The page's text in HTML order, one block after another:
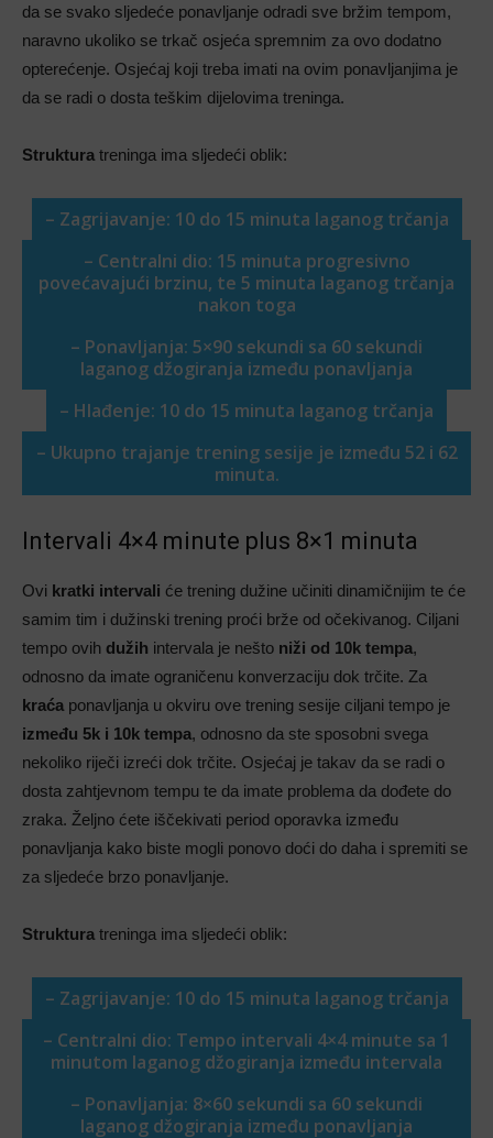
da se svako sljedeće ponavljanje odradi sve bržim tempom,
naravno ukoliko se trkač osjeća spremnim za ovo dodatno
opterećenje. Osjećaj koji treba imati na ovim ponavljanjima je
da se radi o dosta teškim dijelovima treninga.
Struktura treninga ima sljedeći oblik:
– Zagrijavanje: 10 do 15 minuta laganog trčanja
– Centralni dio: 15 minuta progresivno
povećavajući brzinu, te 5 minuta laganog trčanja
nakon toga
– Ponavljanja: 5×90 sekundi sa 60 sekundi
laganog džogiranja između ponavljanja
– Hlađenje: 10 do 15 minuta laganog trčanja
– Ukupno trajanje trening sesije je između 52 i 62
minuta.
Intervali 4×4 minute plus 8×1 minuta
Ovi kratki intervali će trening dužine učiniti dinamičnijim te će
samim tim i dužinski trening proći brže od očekivanog. Ciljani
tempo ovih dužih intervala je nešto niži od 10k tempa,
odnosno da imate ograničenu konverzaciju dok trčite. Za
kraća ponavljanja u okviru ove trening sesije ciljani tempo je
između 5k i 10k tempa, odnosno da ste sposobni svega
nekoliko riječi izreći dok trčite. Osjećaj je takav da se radi o
dosta zahtjevnom tempu te da imate problema da dođete do
zraka. Željno ćete iščekivati period oporavka između
ponavljanja kako biste mogli ponovo doći do daha i spremiti se
za sljedeće brzo ponavljanje.
Struktura treninga ima sljedeći oblik:
– Zagrijavanje: 10 do 15 minuta laganog trčanja
– Centralni dio: Tempo intervali 4×4 minute sa 1
minutom laganog džogiranja između intervala
– Ponavljanja: 8×60 sekundi sa 60 sekundi
laganog džogiranja između ponavljanja